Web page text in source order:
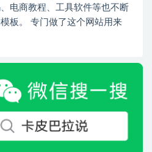
电商教程、工具软件等也不断
板。 专门做了这个网站用来